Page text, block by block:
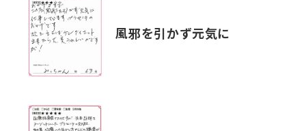
風邪を引かず元気に